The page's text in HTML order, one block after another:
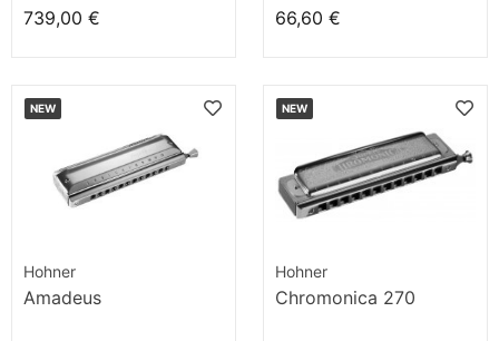
739,00 €
66,60 €
NEW
Hohner
Amadeus
NEW
Hohner
Chromonica 270